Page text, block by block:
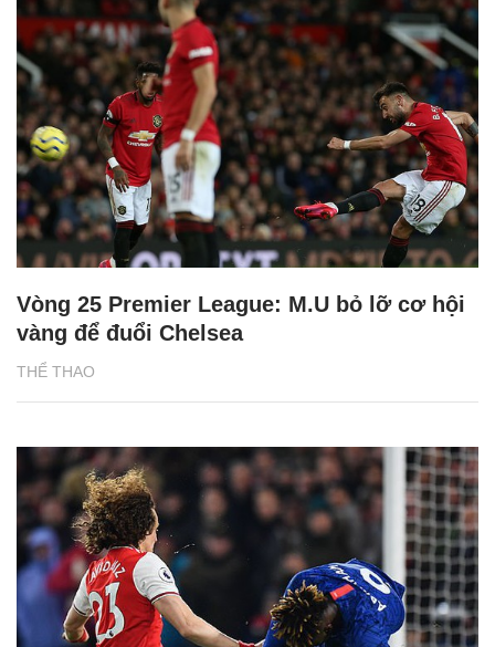
THỂ THAO
Vòng 25 Premier League: M.U bỏ lỡ cơ hội
vàng để đuổi Chelsea